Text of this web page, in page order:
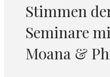
Stimmen
Seminare
Moana &